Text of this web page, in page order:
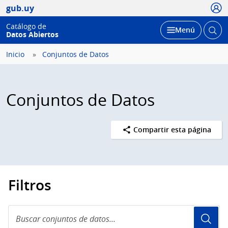
gub.uy
Catálogo de
Datos Abiertos
Desplegar
Menú Abrir
Inicio Conjuntos de Datos
Conjuntos de Datos
Compartir esta página
Filtros
conjuntos